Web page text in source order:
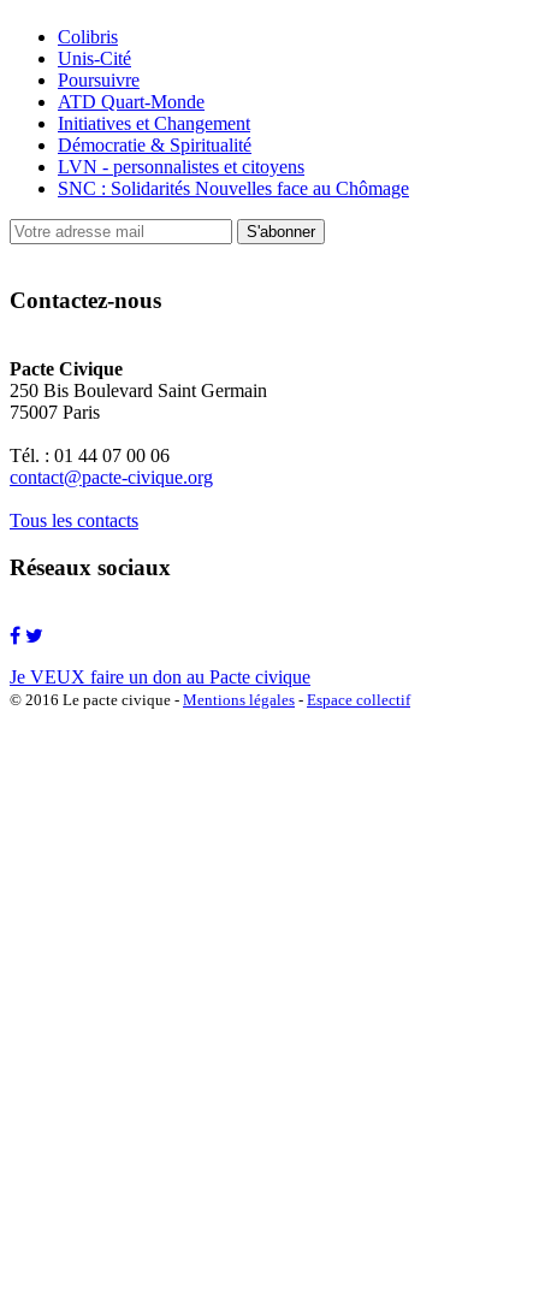
Colibris
Unis-Cité
Poursuivre
ATD Quart-Monde
Initiatives et Changement
Démocratie & Spiritualité
LVN - personnalistes et citoyens
SNC : Solidarités Nouvelles face au Chômage
S'abonner
Contactez-nous
Pacte Civique
250 Bis Boulevard Saint Germain
75007 Paris
Tél. : 01 44 07 00 06
contact@pacte-civique.org
Tous les contacts
Réseaux sociaux
Je VEUX faire un don au Pacte civique
© 2016 Le pacte civique - Mentions légales - Espace collectif